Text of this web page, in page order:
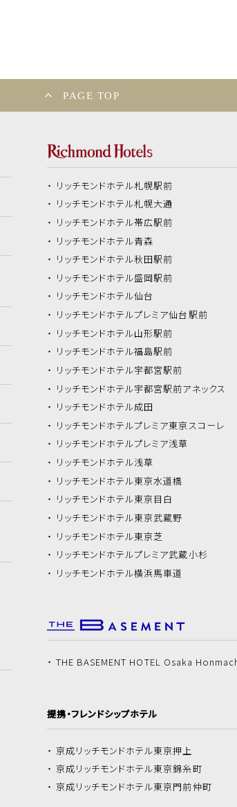
PAGE TOP
リッチモンドホテル札幌駅前
リッチモンドホテル札幌大通
リッチモンドホテル帯広駅前
リッチモンドホテル青森
リッチモンドホテル秋田駅前
リッチモンドホテル盛岡駅前
リッチモンドホテル仙台
リッチモンドホテルプレミア仙台駅前
リッチモンドホテル山形駅前
リッチモンドホテル福島駅前
リッチモンドホテル宇都宮駅前
リッチモンドホテル宇都宮駅前アネックス
リッチモンドホテル成田
リッチモンドホテルプレミア東京スコーレ
リッチモンドホテルプレミア浅草
リッチモンドホテル浅草
リッチモンドホテル東京水道橋
リッチモンドホテル東京目白
リッチモンドホテル東京武蔵野
リッチモンドホテル東京芝
リッチモンドホテルプレミア武蔵小杉
リッチモンドホテル横浜馬車道
THE BASEMENT HOTEL Osaka
提携・フレンドシップホテル
京成リッチモンドホテル東京押上
京成リッチモンドホテル東京錦糸町
京成リッチモンドホテル東京門前仲町